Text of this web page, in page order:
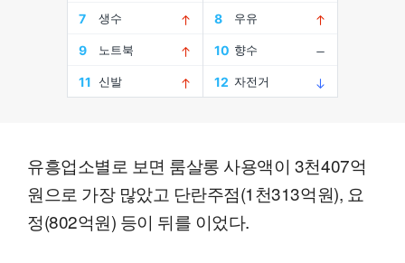
유흥업소별로 보면 룸살롱 사용액이 3천407억
원으로 가장 많았고 단란주점(1천313억원), 요
정(802억원) 등이 뒤를 이었다.